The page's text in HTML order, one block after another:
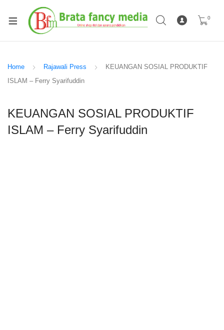
0
Home Rajawali Press
KEUANGAN SOSIAL PRODUKTIF
ISLAM – Ferry Syarifuddin
KEUANGAN SOSIAL PRODUKTIF
ISLAM – Ferry Syarifuddin